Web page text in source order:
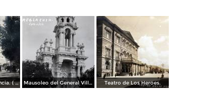
Avenida Independencia. ( Circulada el 12 de Abril de 1929 ). Mausoleo del General Villa en el panteon de La Regla ( Circulada el 11 de Junio de 1921 ). Teatro de Los Heroes.